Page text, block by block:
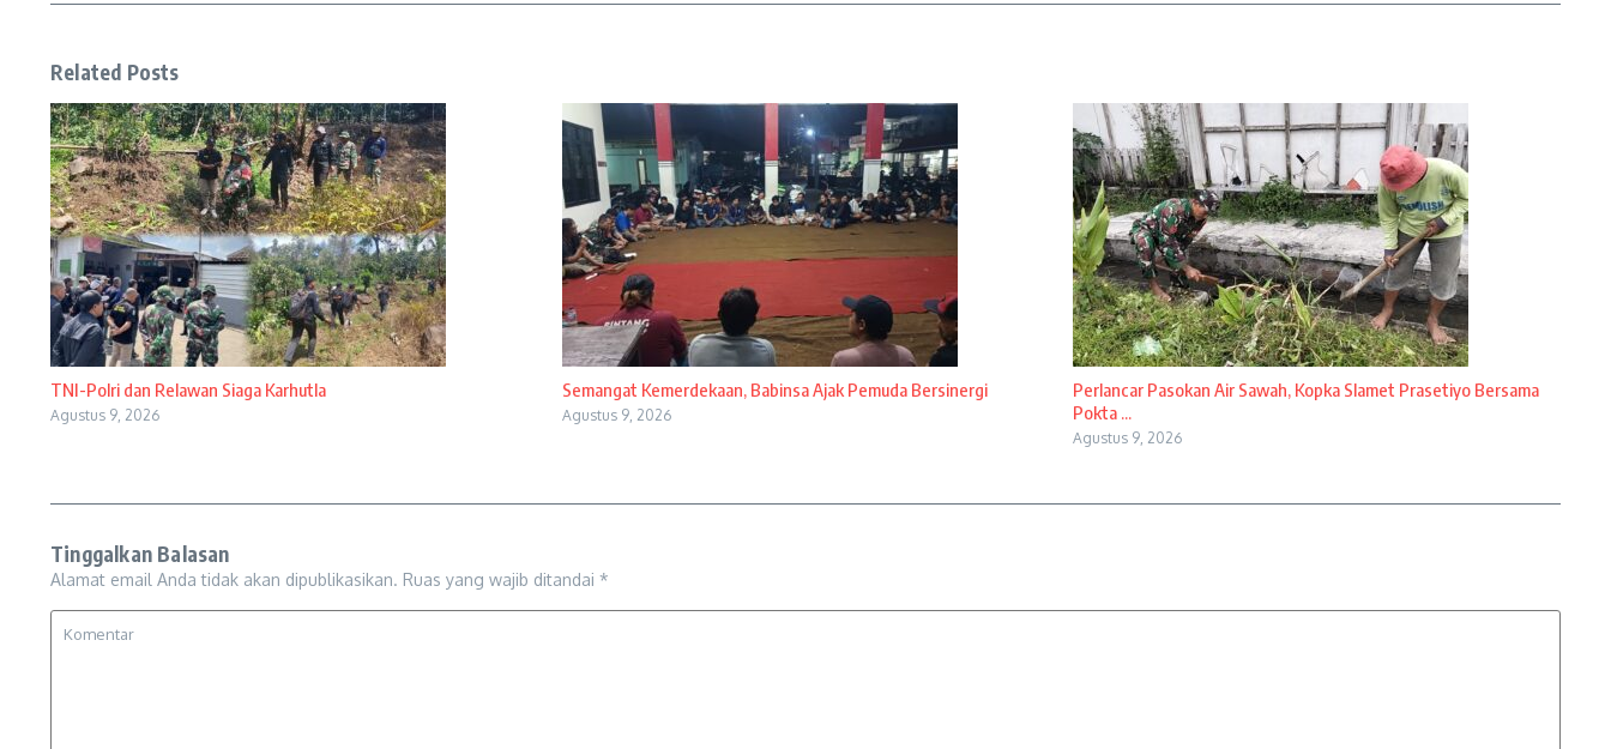
Related Posts
TNI-Polri dan Relawan Siaga Karhutla
Agustus 9, 2026
Semangat Kemerdekaan, Babinsa Ajak Pemuda Bersinergi
Agustus 9, 2026
Perlancar Pasokan Air Sawah, Kopka Slamet Prasetiyo Bersama
Pokta ...
Agustus 9, 2026
Tinggalkan Balasan
Alamat email Anda tidak akan dipublikasikan. Ruas yang wajib ditandai *